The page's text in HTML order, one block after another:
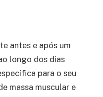
antes e após um
longo dos dias
para o seu
massa muscular e